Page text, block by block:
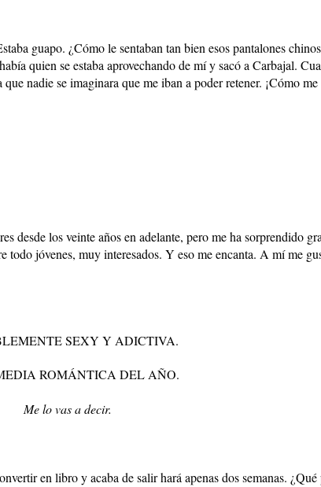
guapo. ¿Cómo le sentaban tan bien esos pantalones
quien se estaba aprovechando de mí y sacó a Carbajal.
nadie se imaginara que me iban a poder retener. ¡Cómo
desde los veinte años en adelante, pero me ha sorprendido
todo jóvenes, muy interesados. Y eso me encanta. A mí me
SEXY Y ADICTIVA.
ROMÁNTICA DEL AÑO.
Me lo vas a decir.
en libro y acaba de salir hará apenas dos semanas.